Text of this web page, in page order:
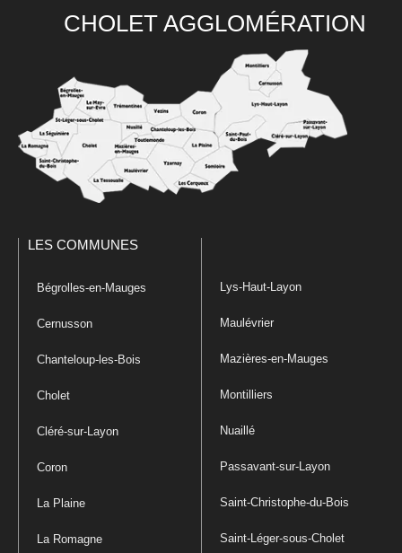
CHOLET AGGLOMÉRATION
LES COMMUNES
Bégrolles-en-Mauges
Cernusson
Chanteloup-les-Bois
Cholet
Cléré-sur-Layon
Coron
La Plaine
La Romagne
Lys-Haut-Layon
Maulévrier
Mazières-en-Mauges
Montilliers
Nuaillé
Passavant-sur-Layon
Saint-Christophe-du-Bois
Saint-Léger-sous-Cholet